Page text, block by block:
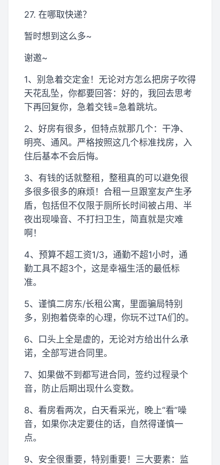
27. 在哪取快递？
暂时想到这么多~
谢邀~
1、别急着交定金！无论对方怎么把房子吹得
天花乱坠，你都要回答：好的，我回去思考
下再回复你，急着交钱=急着跳坑。
2、好房有很多，但特点就那几个：干净、
明亮、通风。严格按照这几个标准找房，入
住后基本不会后悔。
3、有钱的话就整租，整租真的可以避免很
多很多很多的麻烦！合租一旦跟室友产生矛
盾，包括但不仅限于厕所长时间被占用、半
夜出现噪音、不打扫卫生，简直就是灾难
啊！
4、预算不超工资1/3，通勤不超1小时，通
勤工具不超3个，这是幸福生活的最低标
准。
5、谨慎二房东/长租公寓，里面骗局特别
多，别抱着侥幸的心理，你玩不过TA们的。
6、口头上全是虚的，无论对方给出什么承
诺，全部写进合同里。
7、如果做不到都写进合同，签约过程录个
音，防止后期出现什么变数。
8、看房看两次，白天看采光，晚上“看”噪
音，如果你决定要住的话，自然得谨慎一
点。
9、安全很重要，特别重要！三大要素：监